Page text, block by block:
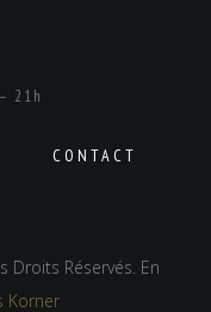
21h
CONTACT
Droits Réservés. En
Korner